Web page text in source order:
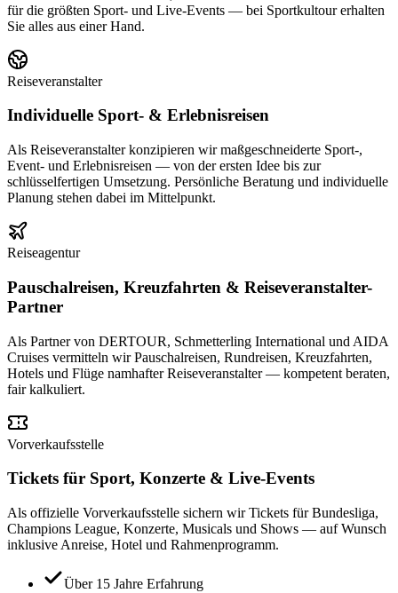
für die größten Sport- und Live-Events — bei Sportkultour erhalten
Sie alles aus einer Hand.
Reiseveranstalter
Individuelle Sport- & Erlebnisreisen
Als Reiseveranstalter konzipieren wir maßgeschneiderte Sport-,
Event- und Erlebnisreisen — von der ersten Idee bis zur
schlüsselfertigen Umsetzung. Persönliche Beratung und individuelle
Planung stehen dabei im Mittelpunkt.
Reiseagentur
Pauschalreisen, Kreuzfahrten & Reiseveranstalter-
Partner
Als Partner von DERTOUR, Schmetterling International und AIDA
Cruises vermitteln wir Pauschalreisen, Rundreisen, Kreuzfahrten,
Hotels und Flüge namhafter Reiseveranstalter — kompetent beraten,
fair kalkuliert.
Vorverkaufsstelle
Tickets für Sport, Konzerte & Live-Events
Als offizielle Vorverkaufsstelle sichern wir Tickets für Bundesliga,
Champions League, Konzerte, Musicals und Shows — auf Wunsch
inklusive Anreise, Hotel und Rahmenprogramm.
Über 15 Jahre Erfahrung